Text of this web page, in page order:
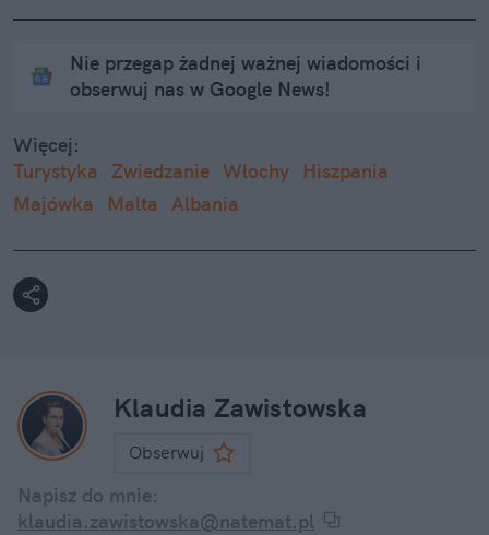
Nie przegap żadnej ważnej wiadomości i
obserwuj nas w Google News!
Więcej:
Turystyka
Zwiedzanie Włochy
Hiszpania
Majówka
Malta Albania
Klaudia Zawistowska
Obserwuj
Napisz do mnie:
klaudia.zawistowska@natemat.pl